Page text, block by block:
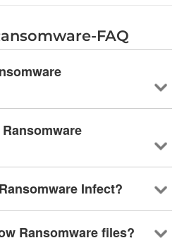
FAQ
Infect?
Ransomware files?